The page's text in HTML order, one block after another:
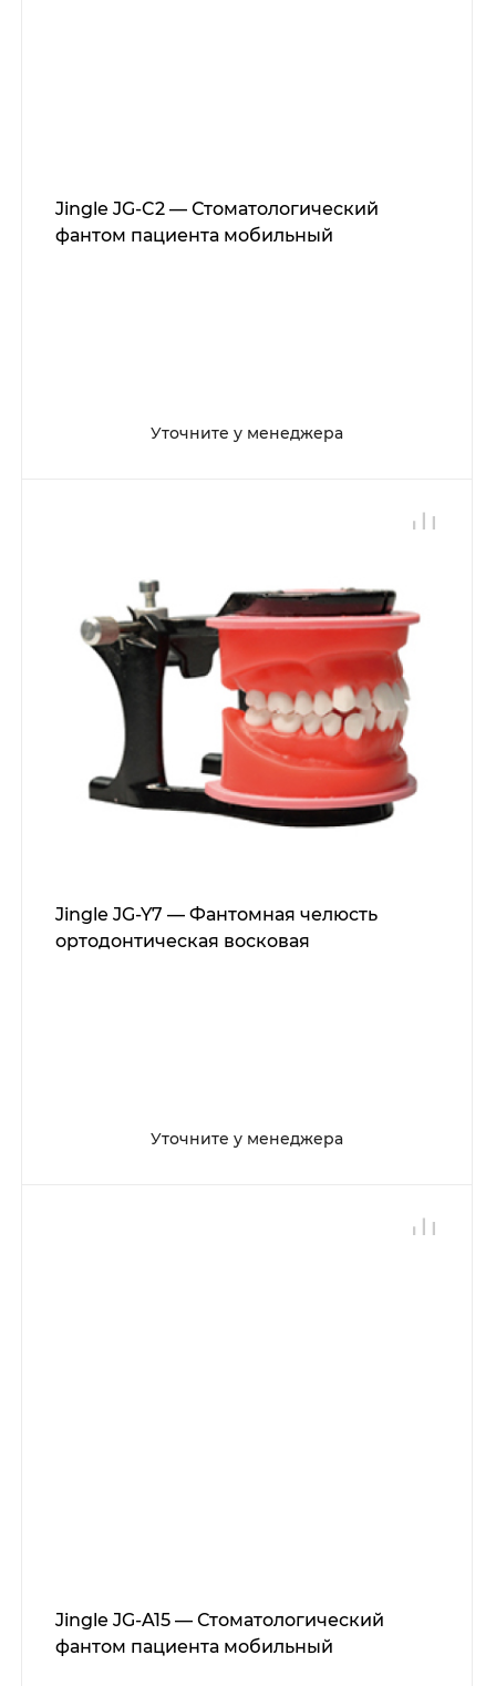
Jingle JG-C2 — Стоматологический
фантом пациента мобильный
Уточните у менеджера
Jingle JG-Y7 — Фантомная челюсть
ортодонтическая восковая
Уточните у менеджера
Jingle JG-A15 — Стоматологический
фантом пациента мобильный